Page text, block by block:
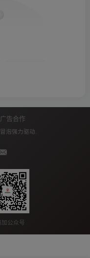
广告合作
冒泡 强力驱动.
加公众号